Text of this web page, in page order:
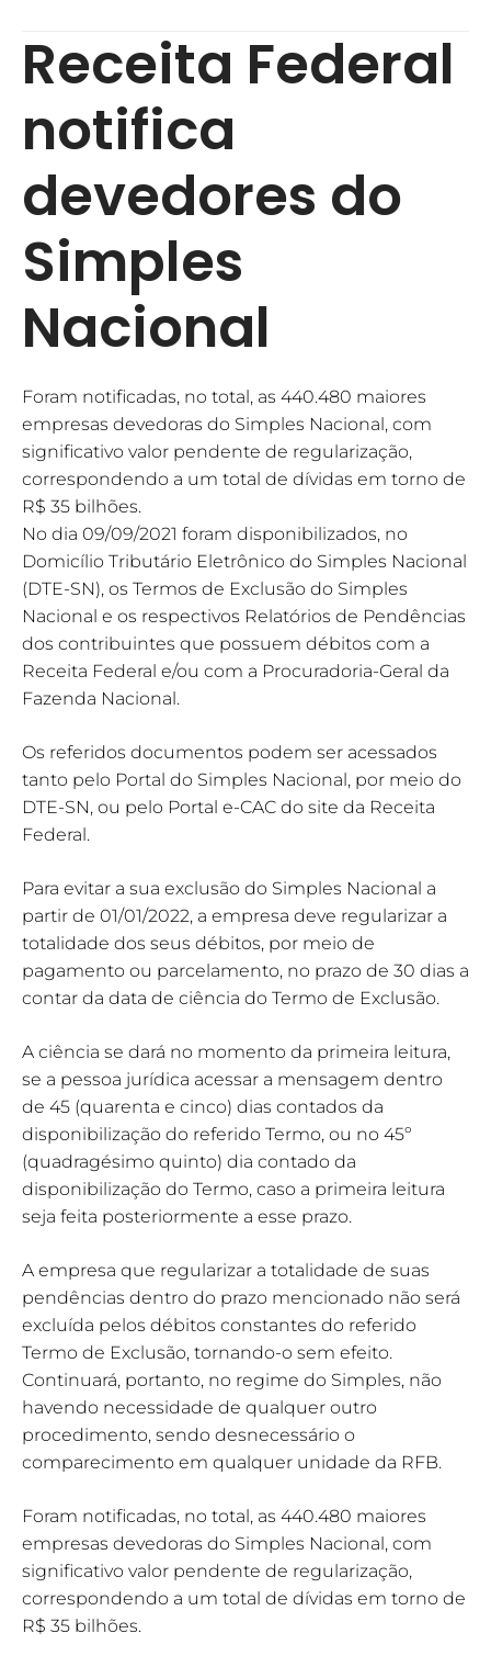
Receita Federal
notifica
devedores do
Simples
Nacional
Foram notificadas, no total, as 440.480 maiores
empresas devedoras do Simples Nacional, com
significativo valor pendente de regularização,
correspondendo a um total de dívidas em torno de
R$ 35 bilhões.
No dia 09/09/2021 foram disponibilizados, no
Domicílio Tributário Eletrônico do Simples Nacional
(DTE-SN), os Termos de Exclusão do Simples
Nacional e os respectivos Relatórios de Pendências
dos contribuintes que possuem débitos com a
Receita Federal e/ou com a Procuradoria-Geral da
Fazenda Nacional.
Os referidos documentos podem ser acessados
tanto pelo Portal do Simples Nacional, por meio do
DTE-SN, ou pelo Portal e-CAC do site da Receita
Federal.
Para evitar a sua exclusão do Simples Nacional a
partir de 01/01/2022, a empresa deve regularizar a
totalidade dos seus débitos, por meio de
pagamento ou parcelamento, no prazo de 30 dias a
contar da data de ciência do Termo de Exclusão.
A ciência se dará no momento da primeira leitura,
se a pessoa jurídica acessar a mensagem dentro
de 45 (quarenta e cinco) dias contados da
disponibilização do referido Termo, ou no 45º
(quadragésimo quinto) dia contado da
disponibilização do Termo, caso a primeira leitura
seja feita posteriormente a esse prazo.
A empresa que regularizar a totalidade de suas
pendências dentro do prazo mencionado não será
excluída pelos débitos constantes do referido
Termo de Exclusão, tornando-o sem efeito.
Continuará, portanto, no regime do Simples, não
havendo necessidade de qualquer outro
procedimento, sendo desnecessário o
comparecimento em qualquer unidade da RFB.
Foram notificadas, no total, as 440.480 maiores
empresas devedoras do Simples Nacional, com
significativo valor pendente de regularização,
correspondendo a um total de dívidas em torno de
R$ 35 bilhões.